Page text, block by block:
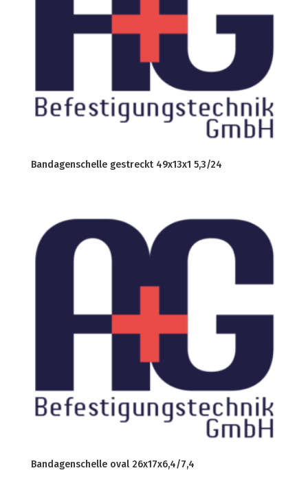
Bandagenschelle gestreckt 49x13x1 5,3/24
Bandagenschelle oval 26x17x6,4/7,4